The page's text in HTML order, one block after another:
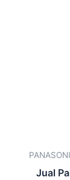
Jual